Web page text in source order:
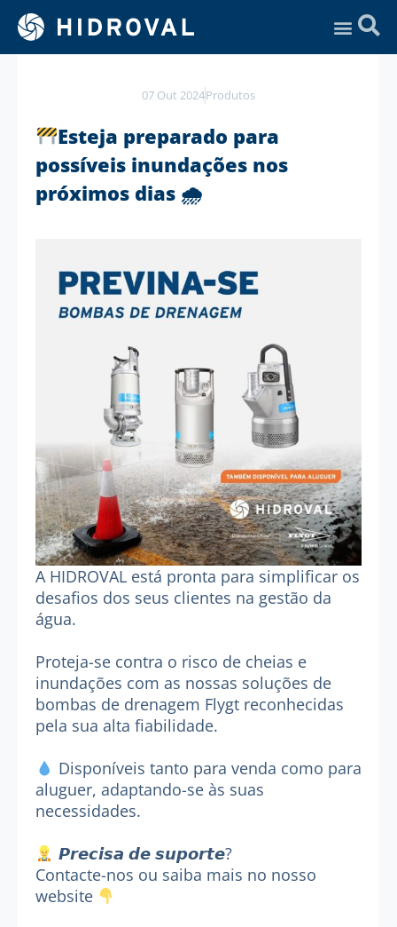
07 Out 2024Produtos
Esteja preparado para
possíveis inundações nos
próximos dias 🌧
A HIDROVAL está pronta para simplificar os
desafios dos seus clientes na gestão da
água.
Proteja-se contra o risco de cheias e
inundações com as nossas soluções de
bombas de drenagem Flygt reconhecidas
pela sua alta fiabilidade.
Disponíveis tanto para venda como para
aluguer, adaptando-se às suas
necessidades.
𝙋𝙧𝙚𝙘𝙞𝙨𝙖 𝙙𝙚 𝙨𝙪𝙥𝙤𝙧𝙩𝙚?
Contacte-nos ou saiba mais no nosso
website